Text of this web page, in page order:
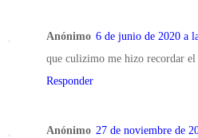
Anónimo 6 de junio de 2020 a
que culizimo me hizo recordar el
Responder
Anónimo 27 de noviembre de